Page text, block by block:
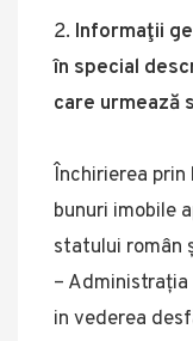
Informaţii
în special
care urmează
Închirierea
bunuri imobile
statului român
– Administrația
in vederea